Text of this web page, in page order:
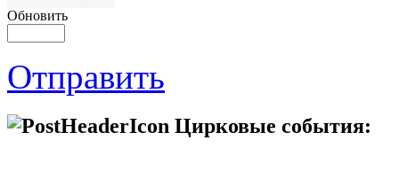
Обновить
Отправить
Цирковые события: